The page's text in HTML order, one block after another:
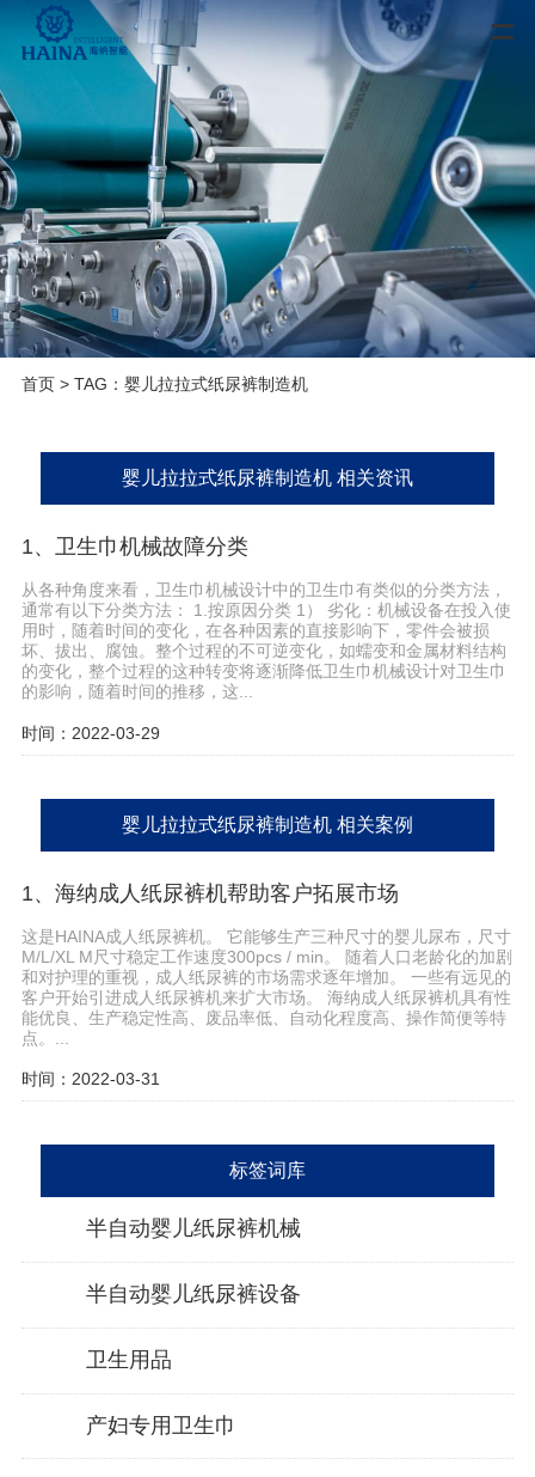
首页> TAG：婴儿拉拉式纸尿裤制造机
婴儿拉拉式纸尿裤制造机 相关资讯
1、卫生巾机械故障分类
从各种角度来看，卫生巾机械设计中的卫生巾有类似的分类方法，
通常有以下分类方法： 1.按原因分类 1） 劣化：机械设备在投入使
用时，随着时间的变化，在各种因素的直接影响下，零件会被损
坏、拔出、腐蚀。整个过程的不可逆变化，如蠕变和金属材料结构
的变化，整个过程的这种转变将逐渐降低卫生巾机械设计对卫生巾
的影响，随着时间的推移，这...
时间：2022-03-29
婴儿拉拉式纸尿裤制造机 相关案例
1、海纳成人纸尿裤机帮助客户拓展市场
这是HAINA成人纸尿裤机。 它能够生产三种尺寸的婴儿尿布，尺寸
M/L/XL M尺寸稳定工作速度300pcs / min。 随着人口老龄化的加剧
和对护理的重视，成人纸尿裤的市场需求逐年增加。 一些有远见的
客户开始引进成人纸尿裤机来扩大市场。 海纳成人纸尿裤机具有性
能优良、生产稳定性高、废品率低、自动化程度高、操作简便等特
点。...
时间：2022-03-31
标签词库
半自动婴儿纸尿裤机械
半自动婴儿纸尿裤设备
卫生用品
产妇专用卫生巾